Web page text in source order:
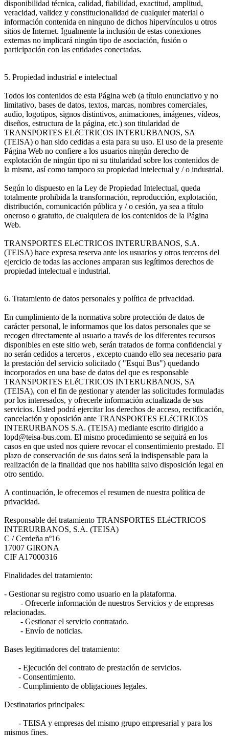
disponibilidad técnica, calidad, fiabilidad, exactitud, amplitud,
veracidad, validez y constitucionalidad de cualquier material o
información contenida en ninguno de dichos hipervínculos u otros
sitios de Internet. Igualmente la inclusión de estas conexiones
externas no implicará ningún tipo de asociación, fusión o
participación con las entidades conectadas.
5. Propiedad industrial e intelectual
Todos los contenidos de esta Página web (a título enunciativo y no
limitativo, bases de datos, textos, marcas, nombres comerciales,
audio, logotipos, signos distintivos, animaciones, imágenes, vídeos,
diseños, estructura de la página, etc.) son titularidad de
TRANSPORTES ELéCTRICOS INTERURBANOS, SA
(TEISA) o han sido cedidas a esta para su uso. El uso de la presente
Página Web no confiere a los usuarios ningún derecho de
explotación de ningún tipo ni su titularidad sobre los contenidos de
la misma, así como tampoco su propiedad intelectual y / o industrial.
Según lo dispuesto en la Ley de Propiedad Intelectual, queda
totalmente prohibida la transformación, reproducción, explotación,
distribución, comunicación pública y / o cesión, ya sea a título
oneroso o gratuito, de cualquiera de los contenidos de la Página
Web.
TRANSPORTES ELéCTRICOS INTERURBANOS, S.A.
(TEISA) hace expresa reserva ante los usuarios y otros terceros del
ejercicio de todas las acciones amparan sus legítimos derechos de
propiedad intelectual e industrial.
6. Tratamiento de datos personales y política de privacidad.
En cumplimiento de la normativa sobre protección de datos de
carácter personal, le informamos que los datos personales que se
recogen directamente al usuario a través de los diferentes recursos
disponibles en este sitio web, serán tratados de forma confidencial y
no serán cedidos a terceros , excepto cuando ello sea necesario para
la prestación del servicio solicitado ( "Esquí Bus") quedando
incorporados en una base de datos del que es responsable
TRANSPORTES ELéCTRICOS INTERURBANOS, SA
(TEISA), con el fin de gestionar y atender las solicitudes formuladas
por los interesados, y ofrecerle información actualizada de sus
servicios. Usted podrá ejercitar los derechos de acceso, rectificación,
cancelación y oposición ante TRANSPORTES ELéCTRICOS
INTERURBANOS S.A. (TEISA) mediante escrito dirigido a
lopd@teisa-bus.com. El mismo procedimiento se seguirá en los
casos en que usted nos quiere revocar el consentimiento prestado. El
plazo de conservación de sus datos será la indispensable para la
realización de la finalidad que nos habilita salvo disposición legal en
otro sentido.
A continuación, le ofrecemos el resumen de nuestra política de
privacidad.
Responsable del tratamiento TRANSPORTES ELéCTRICOS
INTERURBANOS, S.A. (TEISA)
C / Cerdeña nº16
17007 GIRONA
CIF A17000316
Finalidades del tratamiento:
- Gestionar su registro como usuario en la plataforma.
- Ofrecerle información de nuestros Servicios y de empresas
relacionadas.
- Gestionar el servicio contratado.
- Envío de noticias.
Bases legitimadores del tratamiento:
- Ejecución del contrato de prestación de servicios.
- Consentimiento.
- Cumplimiento de obligaciones legales.
Destinatarios principales:
- TEISA y empresas del mismo grupo empresarial y para los
mismos fines.